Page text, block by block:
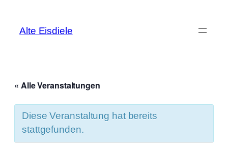
Alte Eisdiele
« Alle Veranstaltungen
Diese Veranstaltung hat bereits
stattgefunden.